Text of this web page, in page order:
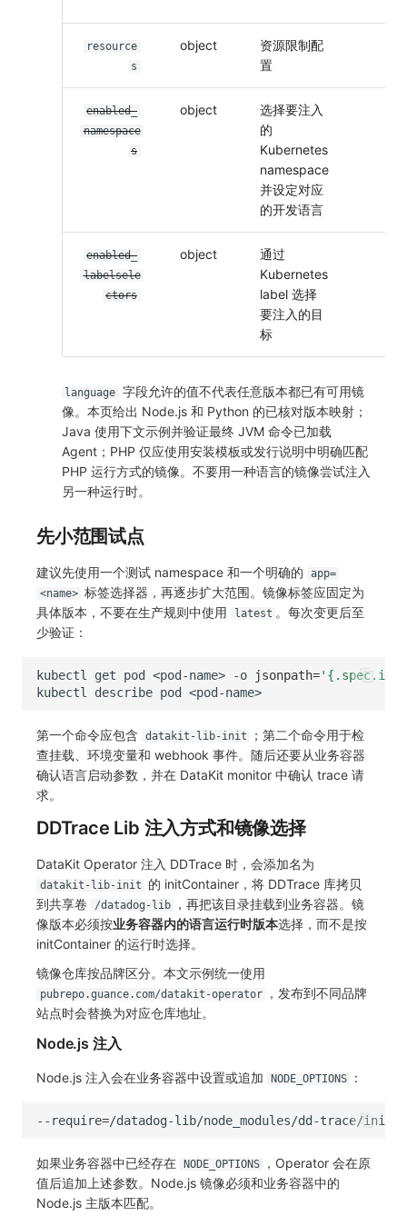
resource
s
object
资源限制配
置
enabled_
namespace
s
object
选择要注入
的
Kubernetes
namespace
并设定对应
的开发语言
enabled_
labelsele
ctors
object
通过
Kubernetes
label 选择
要注入的目
标
language 字段允许的值不代表任意版本都已有可用镜
像。本页给出 Node.js 和 Python 的已核对版本映射；
Java 使用下文示例并验证最终 JVM 命令已加载
Agent；PHP 仅应使用安装模板或发行说明中明确匹配
PHP 运行方式的镜像。不要用一种语言的镜像尝试注入
另一种运行时。
先小范围试点
建议先使用一个测试 namespace 和一个明确的
app=
<name> 标签选择器，再逐步扩大范围。镜像标签应固定为
具体版本，不要在生产规则中使用
latest 。每次变更后至
少验证：
kubectl get pod <pod-name> -o jsonpath=
kubectl
describe pod
第一个命令应包含 datakit-lib-init
；第二个命令用于检
查挂载、环境变量和 webhook 事件。随后还要从业务容器
确认语言启动参数，并在 DataKit monitor 中确认 trace 请
求。
DDTrace Lib 注入方式和镜像选择
DataKit Operator 注入 DDTrace 时，会添加名为
datakit-lib-init
的 initContainer，将 DDTrace 库拷贝
到共享卷
/datadog-lib
，再把该目录挂载到业务容器。镜
像版本必须按业务容器内的语言运行时版本选择，而不是按
initContainer 的运行时选择。
镜像仓库按品牌区分。本文示例统一使用
pubrepo.guance.com/datakit-operator
，发布到不同品牌
站点时会替换为对应仓库地址。
Node.js 注入
Node.js 注入会在业务容器中设置或追加 NODE_OPTIONS ：
--require=
如果业务容器中已经存在 NODE_OPTIONS
，Operator 会在原
值后追加上述参数。Node.js 镜像必须和业务容器中的
Node.js 主版本匹配。